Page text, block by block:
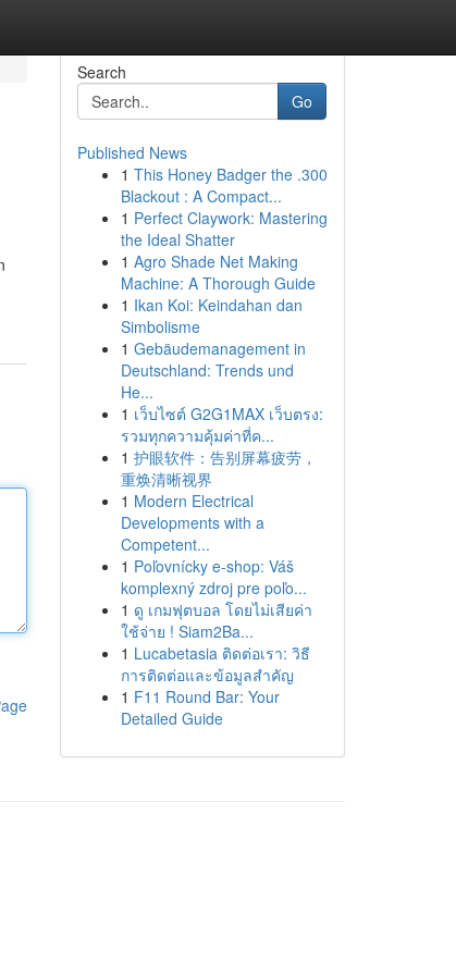
Search
Go
Published News
1 This Honey Badger the .300
Blackout : A Compact...
1 Perfect Claywork: Mastering
the Ideal Shatter
1 Agro Shade Net Making
Machine: A Thorough Guide
1 Ikan Koi: Keindahan dan
Simbolisme
1 Gebäudemanagement in
Deutschland: Trends und
He...
1 เว็บไซต์ G2G1MAX เว็บตรง:
รวมทุกความคุ้มค่าที่ค...
1 护眼软件：告别屏幕疲劳，
重焕清晰视界
1 Modern Electrical
Developments with a
Competent...
1 Poľovnícky e-shop: Váš
komplexný zdroj pre poľo...
1 ดู เกมฟุตบอล โดยไม่เสียค่า
ใช้จ่าย ! Siam2Ba...
1 Lucabetasia ติดต่อเรา: วิธี
การติดต่อและข้อมูลสำคัญ
1 F11 Round Bar: Your
Detailed Guide